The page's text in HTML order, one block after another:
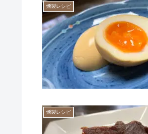
燻製レシピ
燻製レシピ